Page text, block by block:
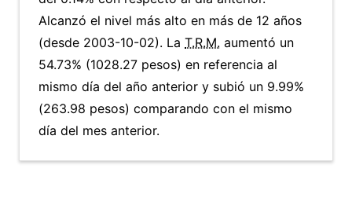
Alcanzó el nivel más alto en más de 12 años
(desde 2003-10-02). La T.R.M. aumentó un
54.73% (1028.27 pesos) en referencia al
mismo día del año anterior y subió un 9.99%
(263.98 pesos) comparando con el mismo
día del mes anterior.